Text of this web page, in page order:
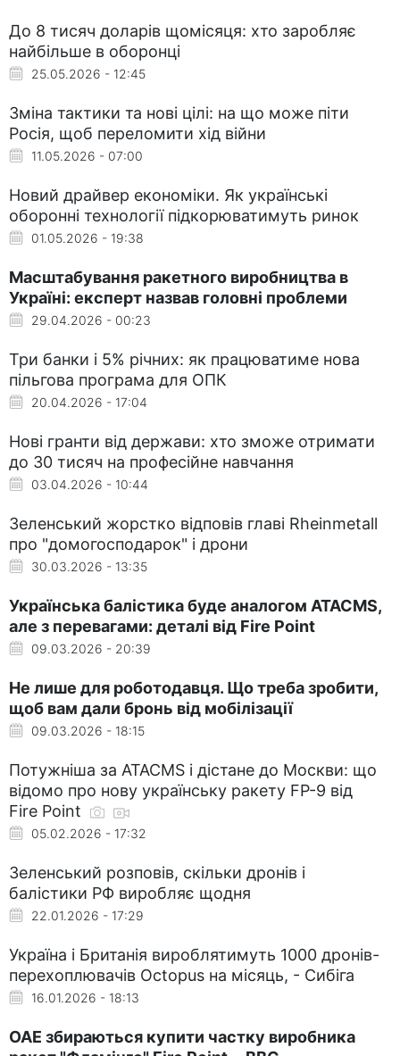
До 8 тисяч доларів щомісяця: хто заробляє
найбільше в оборонці
25.05.2026 - 12:45
​Зміна тактики та нові цілі: на що може піти
Росія, щоб переломити хід війни
11.05.2026 - 07:00
Новий драйвер економіки. Як українські
оборонні технології підкорюватимуть ринок
01.05.2026 - 19:38
Масштабування ракетного виробництва в
Україні: експерт назвав головні проблеми
29.04.2026 - 00:23
Три банки і 5% річних: як працюватиме нова
пільгова програма для ОПК
20.04.2026 - 17:04
Нові гранти від держави: хто зможе отримати
до 30 тисяч на професійне навчання
03.04.2026 - 10:44
Зеленський жорстко відповів главі Rheinmetall
про "домогосподарок" і дрони
30.03.2026 - 13:35
Українська балістика буде аналогом ATACMS,
але з перевагами: деталі від Fire Point
09.03.2026 - 20:39
Не лише для роботодавця. Що треба зробити,
щоб вам дали бронь від мобілізації
09.03.2026 - 18:15
Потужніша за ATACMS і дістане до Москви: що
відомо про нову українську ракету FP-9 від
Fire Point
05.02.2026 - 17:32
Зеленський розповів, скільки дронів і
балістики РФ виробляє щодня
22.01.2026 - 17:29
Україна і Британія вироблятимуть 1000 дронів-
перехоплювачів Octopus на місяць, - Сибіга
16.01.2026 - 18:13
ОАЕ збираються купити частку виробника